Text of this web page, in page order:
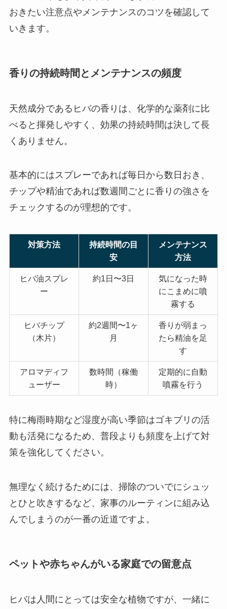
おきたい注意点やメンテナンスのコツを確認して
いきます。
香りの持続時間とメンテナンスの頻度
天然成分であるヒバの香りは、化学的な薬剤に比
べると揮発しやすく、効果の持続時間は決して長
くありません。
基本的にはスプレーであれば毎日から数日おき、
チップや精油であれば数週間ごとに香りの強さを
チェックするのが理想的です。
対策方法
持続時間の目
安
メンテナンス
方法
ヒバ油スプレ
ー
約1日〜3日
気になった時
にこまめに噴
霧する
ヒバチップ
（木片）
約2週間〜1ヶ
月
香りが弱まっ
たら精油を足
す
アロマディフ
ューザー
数時間（稼働
時）
定期的に自動
噴霧を行う
特に梅雨時期など湿度が高い季節はゴキブリの活
動も活発になるため、普段よりも頻度を上げて対
策を強化してください。
無理なく続けるためには、掃除のついでにシュッ
とひと吹きするなど、家事のルーティンに組み込
んでしまうのが一番の近道ですよ。
ペットや赤ちゃんがいる家庭での留意点
ヒバは人間にとっては安全な植物ですが、一緒に